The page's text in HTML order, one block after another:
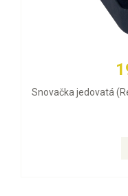
Snovačka jedovatá